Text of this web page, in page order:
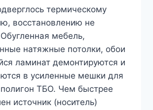
термическому
восстановлению не
мебель,
натяжные потолки, обои
ламинат демонтируются и
в усиленные мешки для
ТБО. Чем быстрее
источник (носитель)